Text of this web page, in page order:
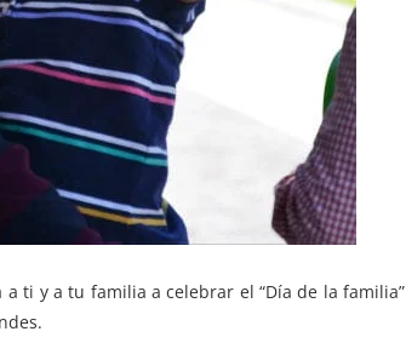
ti y a tu familia a celebrar el “Día de la familia”